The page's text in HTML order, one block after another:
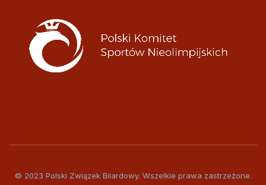
© 2023 Polski Związek Bilardowy. Wszelkie prawa zastrzeżone.